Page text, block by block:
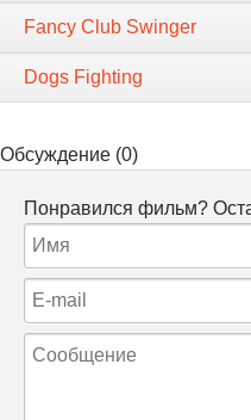
Fancy Club Swinger
Dogs Fighting
Обсуждение (0)
Понравился фильм?